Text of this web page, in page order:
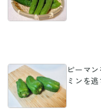
ピーマ
ミンを